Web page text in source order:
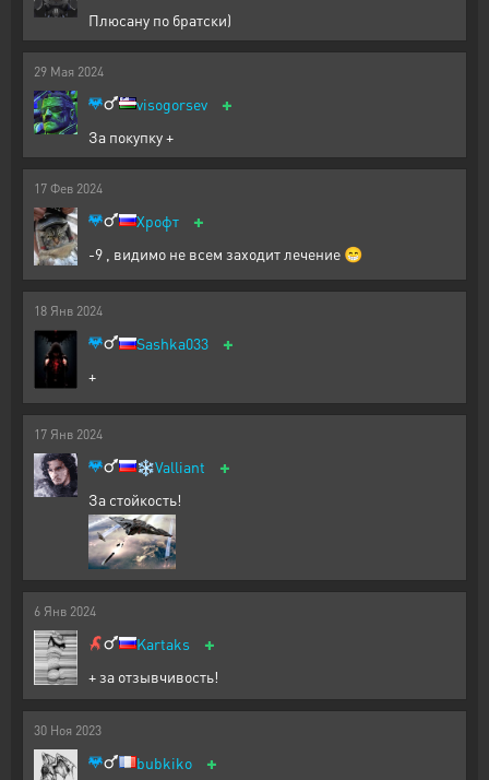
Плюсану по братски)
29 Мая 2024
visogorsev +
За покупку +
17 Фев 2024
Хрофт +
-9 , видимо не всем заходит лечение 😁
18 Янв 2024
Sashka033 +
+
17 Янв 2024
❄️Valliant +
За стойкость!
6 Янв 2024
Kartaks +
+ за отзывчивость!
30 Ноя 2023
bubkiko +